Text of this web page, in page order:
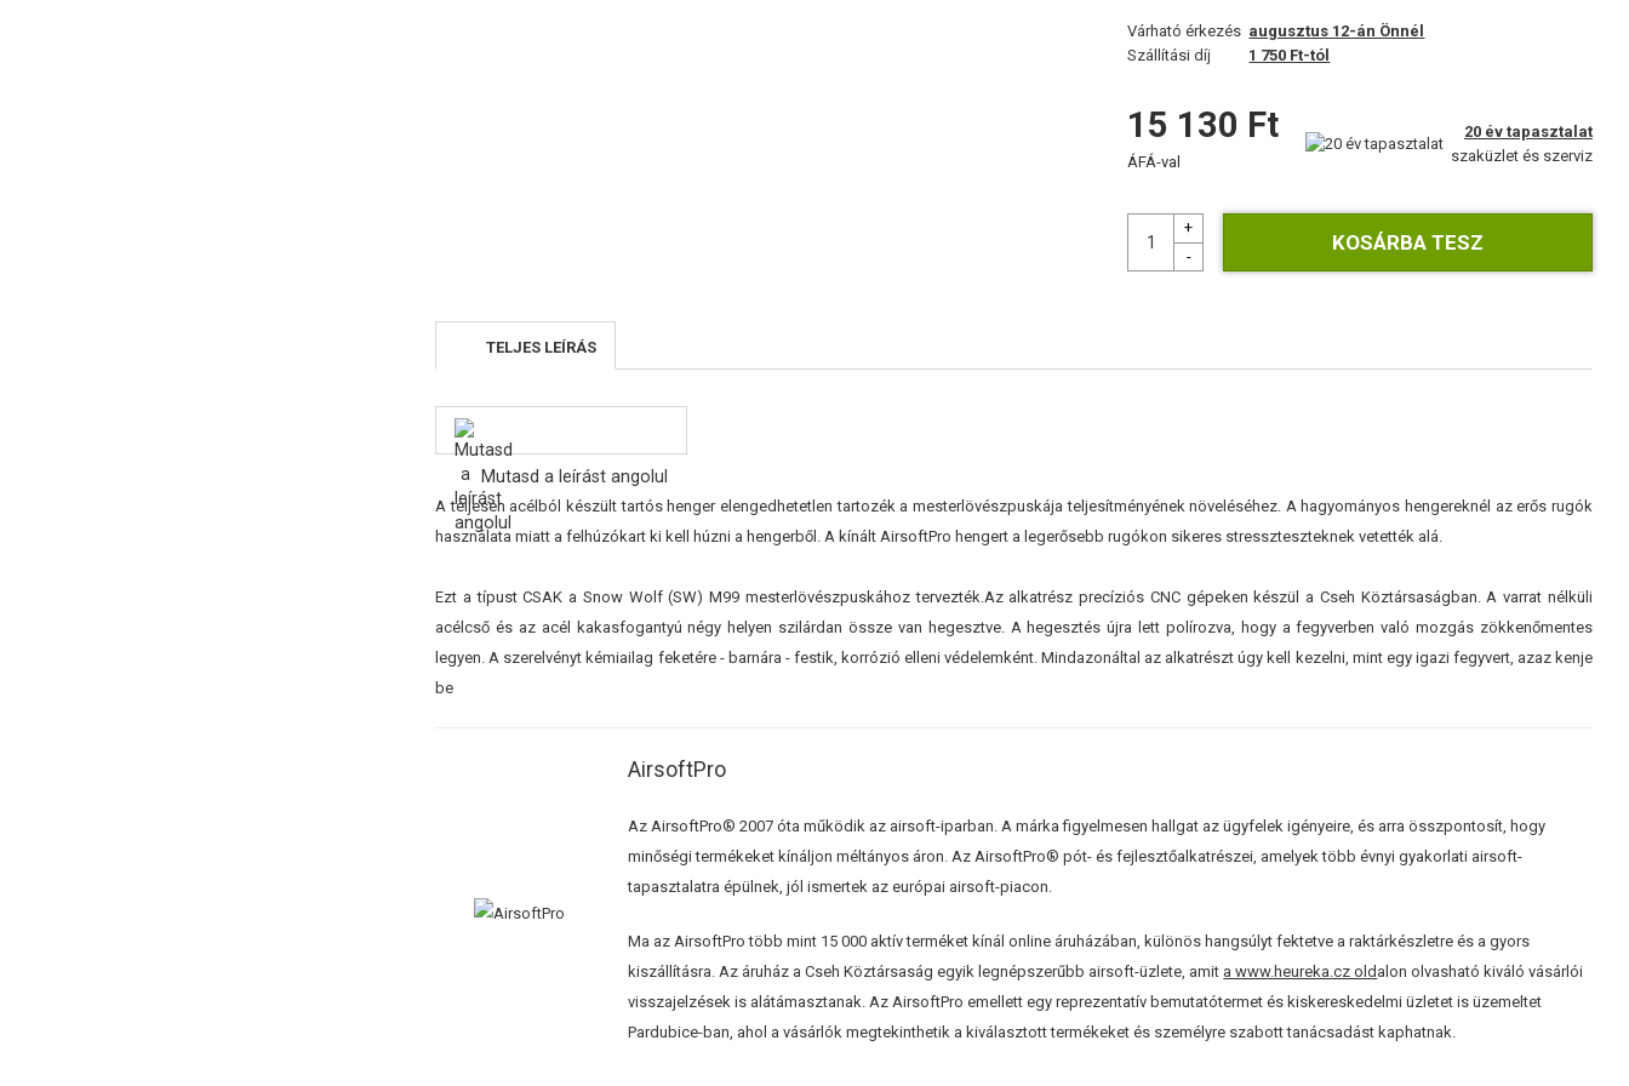
Várható érkezés augusztus 12-án Önnél
Szállítási díj
1 750 Ft-tól
15 130 Ft
ÁFÁ-val
20 év tapasztalat
szaküzlet és szerviz
TELJES LEÍRÁS
Mutasd a leírást angolul
A teljesen acélból készült tartós henger elengedhetetlen tartozék a mesterlövészpuskája teljesítményének növeléséhez. A hagyományos hengereknél az erős rugók
használata miatt a felhúzókart ki kell húzni a hengerből. A kínált AirsoftPro hengert a legerősebb rugókon sikeres stresszteszteknek vetették alá.
Ezt a típust CSAK a Snow Wolf (SW) M99 mesterlövészpuskához tervezték.Az alkatrész precíziós CNC gépeken készül a Cseh Köztársaságban. A varrat nélküli
acélcső és az acél kakasfogantyú négy helyen szilárdan össze van hegesztve. A hegesztés újra lett polírozva, hogy a fegyverben való mozgás zökkenőmentes
legyen. A szerelvényt kémiailag feketére - barnára - festik, korrózió elleni védelemként. Mindazonáltal az alkatrészt úgy kell kezelni, mint egy igazi fegyvert, azaz kenje
be
AirsoftPro
Az AirsoftPro® 2007 óta működik az airsoft-iparban. A márka figyelmesen hallgat az ügyfelek igényeire, és arra összpontosít, hogy
minőségi termékeket kínáljon méltányos áron. Az AirsoftPro® pót- és fejlesztőalkatrészei, amelyek több évnyi gyakorlati airsoft-
tapasztalatra épülnek, jól ismertek az európai airsoft-piacon.
Ma az AirsoftPro több mint 15 000 aktív terméket kínál online áruházában, különös hangsúlyt fektetve a raktárkészletre és a gyors
kiszállításra. Az áruház a Cseh Köztársaság egyik legnépszerűbb airsoft-üzlete, amit a www.heureka.cz old alon olvasható kiváló vásárlói
visszajelzések is alátámasztanak. Az AirsoftPro emellett egy reprezentatív bemutatótermet és kiskereskedelmi üzletet is üzemeltet
Pardubice-ban, ahol a vásárlók megtekinthetik a kiválasztott termékeket és személyre szabott tanácsadást kaphatnak.